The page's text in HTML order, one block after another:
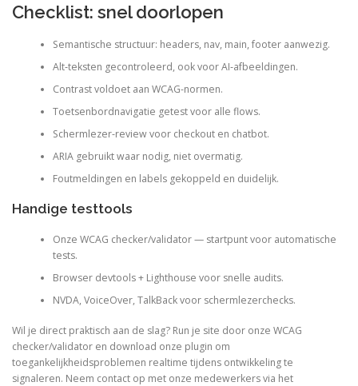
Checklist: snel doorlopen
Semantische structuur: headers, nav, main, footer aanwezig.
Alt‑teksten gecontroleerd, ook voor AI‑afbeeldingen.
Contrast voldoet aan WCAG-normen.
Toetsenbordnavigatie getest voor alle flows.
Schermlezer-review voor checkout en chatbot.
ARIA gebruikt waar nodig, niet overmatig.
Foutmeldingen en labels gekoppeld en duidelijk.
Handige testtools
Onze WCAG checker/validator — startpunt voor automatische
tests.
Browser devtools + Lighthouse voor snelle audits.
NVDA, VoiceOver, TalkBack voor schermlezerchecks.
Wil je direct praktisch aan de slag? Run je site door onze WCAG
checker/validator en download onze plugin om
toegankelijkheidsproblemen realtime tijdens ontwikkeling te
signaleren. Neem contact op met onze medewerkers via het